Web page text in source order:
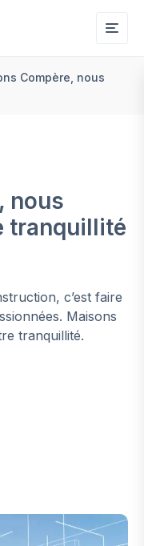
Compère, nous
nous
tranquillité
c’est faire
Maisons
tranquillité.